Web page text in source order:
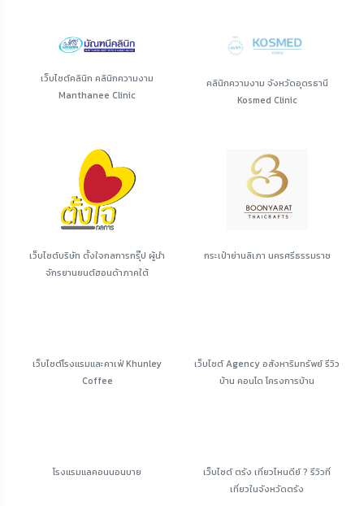
เว็บไซต์คลินิก คลินิกความงาม
Manthanee Clinic
คลินิกความงาม จังหวัดอุดรธานี
Kosmed Clinic
เว็บไซต์บริษัท ตั้งใจกลการกรุ๊ป ผู้นำ
จักรยานยนต์ฮอนด้าภาคใต้
กระเป๋าย่านลิเภา นครศรีธรรมราช
เว็บไซต์โรงแรมและคาเฟ่ Khunley
Coffee
เว็บไซต์ Agency อสังหาริมทรัพย์ รีวิว
บ้าน คอนโด โครงการบ้าน
โรงแรมแลคอนนอนบาย
เว็บไซต์ ตรัง เที่ยวไหนดีย์ ? รีวิวที่
เที่ยวในจังหวัดตรัง